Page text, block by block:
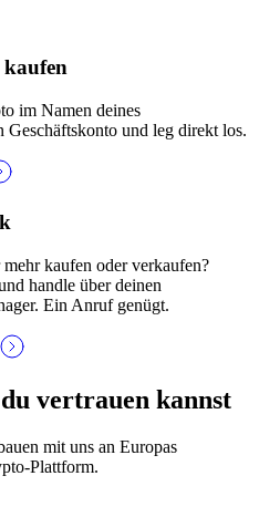
im Namen deines
Geschäftskonto und leg direkt los.
kaufen oder verkaufen?
handle über deinen
Ein Anruf genügt.
vertrauen kannst
mit uns an Europas
Plattform.